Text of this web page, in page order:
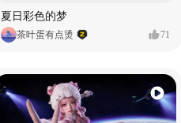
夏日彩色的梦
茶叶蛋有点烫 71